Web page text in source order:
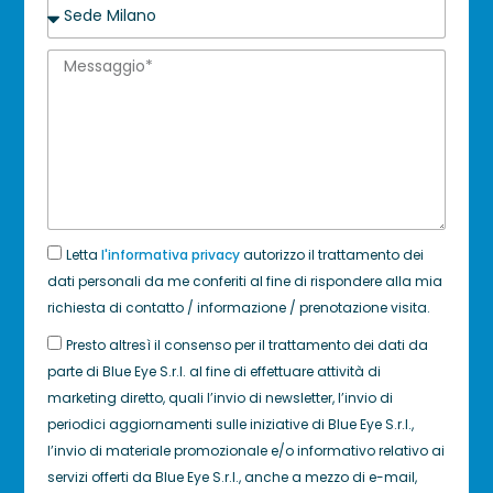
Letta l'informativa privacyautorizzo il trattamento dei
dati personali da me conferiti al fine di rispondere alla mia
richiesta di contatto / informazione / prenotazione visita.
Presto altresì il consenso per il trattamento dei dati da
parte di Blue Eye S.r.l. al fine di effettuare attività di
marketing diretto, quali l’invio di newsletter, l’invio di
periodici aggiornamenti sulle iniziative di Blue Eye S.r.l.,
l’invio di materiale promozionale e/o informativo relativo ai
servizi offerti da Blue Eye S.r.l., anche a mezzo di e-mail,